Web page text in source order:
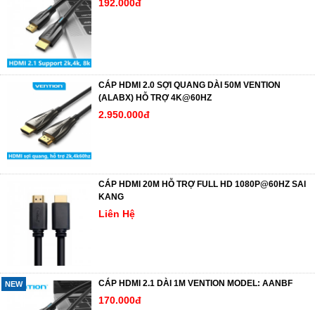
192.000đ
CÁP HDMI 2.0 SỢI QUANG DÀI 50M VENTION
(ALABX) HỖ TRỢ 4K@60HZ
2.950.000đ
CÁP HDMI 20M HỖ TRỢ FULL HD 1080P@60HZ SAI
KANG
Liên Hệ
NEW CÁP HDMI 2.1 DÀI 1M VENTION MODEL: AANBF
170.000đ